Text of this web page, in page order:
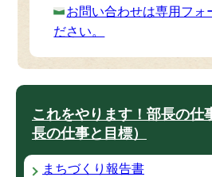
お問い合わせは専用フォ
ださい。
これをやります！部長の仕
長の仕事と目標）
まちづくり報告書